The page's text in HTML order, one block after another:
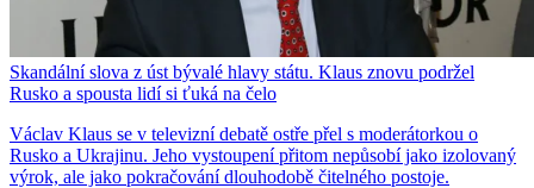
Skandální slova z úst bývalé hlavy státu. Klaus znovu podržel
Rusko a spousta lidí si ťuká na čelo
Václav Klaus se v televizní debatě ostře přel s moderátorkou o
Rusko a Ukrajinu. Jeho vystoupení přitom nepůsobí jako izolovaný
výrok, ale jako pokračování dlouhodobě čitelného postoje.